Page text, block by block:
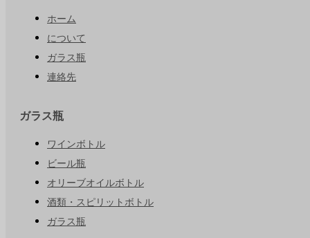
ホーム
について
ガラス瓶
連絡先
ガラス瓶
ワインボトル
ビール瓶
オリーブオイルボトル
酒類・スピリットボトル
ガラス瓶